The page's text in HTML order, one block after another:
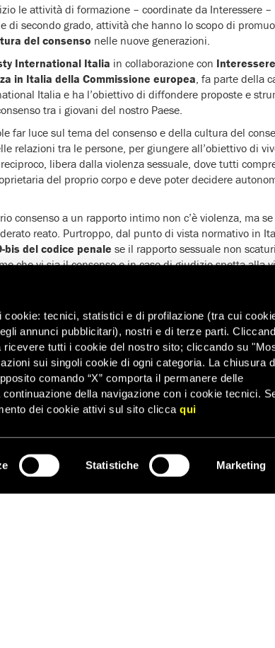
tecnici, statistici e di profilazione (tra cui
annunci pubblicitari), nostri e di terze parti.
tutti i cookie del nostro sito; cliccando su
sui singoli cookie di ogni categoria. La chiusura
comando “X” comporta il permanere delle
della navigazione con i cookie tecnici.
dei cookie attivi sul sito cliccaqui
Statistiche Marketing
le attività di formazione – coordinate da Interessere
di secondo grado, attività che hanno lo scopo di
del consenso nelle nuove generazioni.
International Italia in collaborazione con
in Italia della Commissione europea, fa parte della
Italia e ha l’obiettivo di diffondere proposte e
tra i giovani del nostro Paese.
far luce sul tema del consenso e della cultura del
relazioni tra le persone, per giungere all’obiettivo di
libera dalla violenza sessuale, dove tutti
del proprio corpo e deve poter decidere
consenso a un rapporto intimo non c’è violenza, ma
reato. Purtroppo, dal punto di vista normativo in
bis del codice penale se il rapporto sessuale non
che vi sia il consenso e in caso di giudizio spetta alla
culturale – affinché il
risultato, la campagna di Amnesty International Italia
che propone un breve percorso esperienziale
trasversale da coltivare e potenziare attraverso
contesto, possono aiutare i giovani a regolare le
non salutari. Perché è possibile imparare ad
incerte
imparare a fermarsi e a non reagire
Paola Mamone per Interessere Mindfulness in azione.
grado sono state selezionate attraverso la rete dei centri
dei cardini della strategia per la parità di genere